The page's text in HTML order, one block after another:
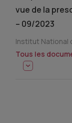
vue de la
– 09/2023
Institut National
Tous les